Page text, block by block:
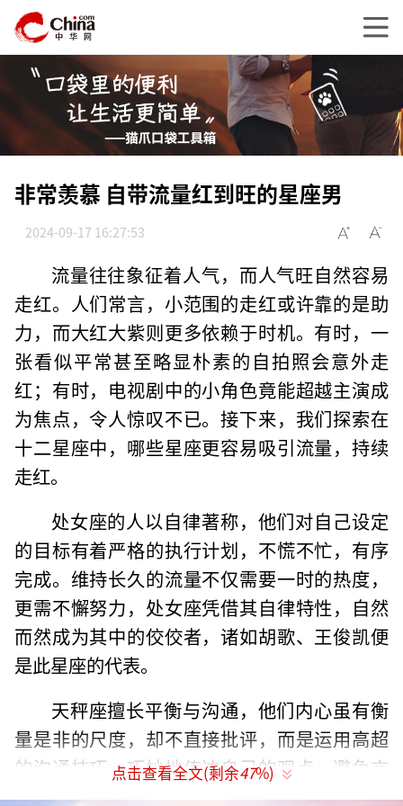
非常羡慕 自带流量红到旺的星座男
2024-09-17 16:27:53
流量往往象征着人气，而人气旺自然容易
走红。人们常言，小范围的走红或许靠的是助
力，而大红大紫则更多依赖于时机。有时，一
张看似平常甚至略显朴素的自拍照会意外走
红；有时，电视剧中的小角色竟能超越主演成
为焦点，令人惊叹不已。接下来，我们探索在
十二星座中，哪些星座更容易吸引流量，持续
走红。
处女座的人以自律著称，他们对自己设定
的目标有着严格的执行计划，不慌不忙，有序
完成。维持长久的流量不仅需要一时的热度，
更需不懈努力，处女座凭借其自律特性，自然
而然成为其中的佼佼者，诸如胡歌、王俊凯便
是此星座的代表。
天秤座擅长平衡与沟通，他们内心虽有衡
量是非的尺度，却不直接批评，而是运用高超
的沟通技巧，巧妙地传达自己的观点，避免言
语冲突。刘昊然、古天乐等明星正展现了这一
点击查看全文(剩余47%)